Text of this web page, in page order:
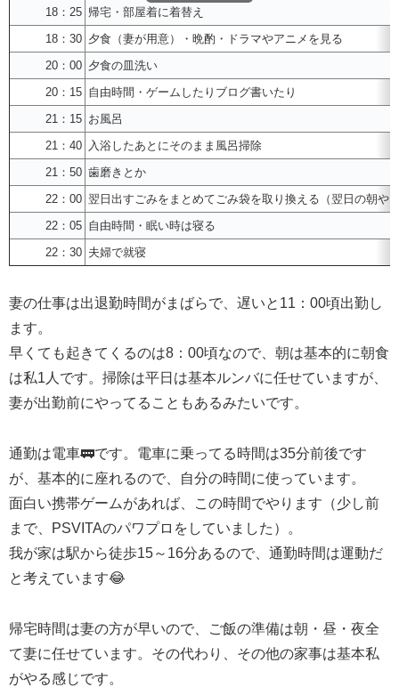
18：25 帰宅・部屋着に着替え
18：30 夕食（妻が用意）・晩酌・ドラマやアニメを見る
20：00 夕食の皿洗い
20：15 自由時間・ゲームしたりブログ書いたり
21：15 お風呂
21：40
入浴したあとにそのまま風呂掃除
21：50 歯磨きとか
22：00 翌日出すごみをまとめてごみ袋を取り換える（翌日の朝や
22：05 自由時間・眠い時は寝る
22：30 夫婦で就寝
妻の仕事は出退勤時間がまばらで、遅いと11：00頃出勤し
ます。
早くても起きてくるのは8：00頃なので、朝は基本的に朝食
は私1人です。掃除は平日は基本ルンバに任せていますが、
妻が出勤前にやってることもあるみたいです。
通勤は電車🚃です。電車に乗ってる時間は35分前後です
が、基本的に座れるので、自分の時間に使っています。
面白い携帯ゲームがあれば、この時間でやります（少し前
まで、PSVITAのパワプロをしていました）。
我が家は駅から徒歩15～16分あるので、通勤時間は運動だ
と考えています😂
帰宅時間は妻の方が早いので、ご飯の準備は朝・昼・夜全
て妻に任せています。その代わり、その他の家事は基本私
がやる感じです。